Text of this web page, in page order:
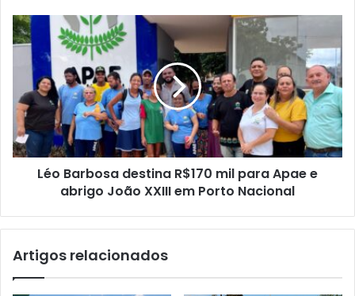
Léo Barbosa destina R$170 mil para Apae e
abrigo João XXIII em Porto Nacional
Artigos relacionados